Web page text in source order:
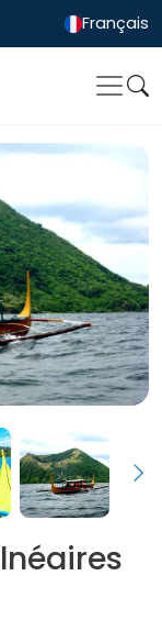
Français